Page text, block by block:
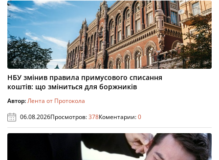
НБУ змінив правила примусового списання
коштів: що зміниться для боржників
Автор:Лента от Протокола
06.08.2026Просмотров:378Коментарии:0